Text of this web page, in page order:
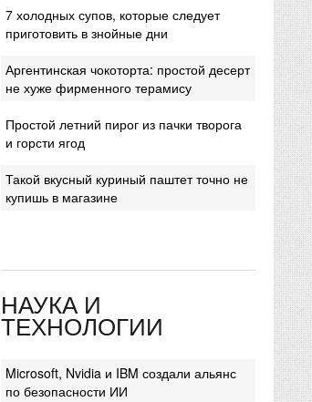
7 холодных супов, которые следует
приготовить в знойные дни
Аргентинская чокоторта: простой десерт
не хуже фирменного терамису
Простой летний пирог из пачки творога
и горсти ягод
Такой вкусный куриный паштет точно не
купишь в магазине
НАУКА И
ТЕХНОЛОГИИ
Microsoft, Nvidia и IBM создали альянс
по безопасности ИИ